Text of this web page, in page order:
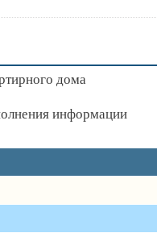
дома
информации